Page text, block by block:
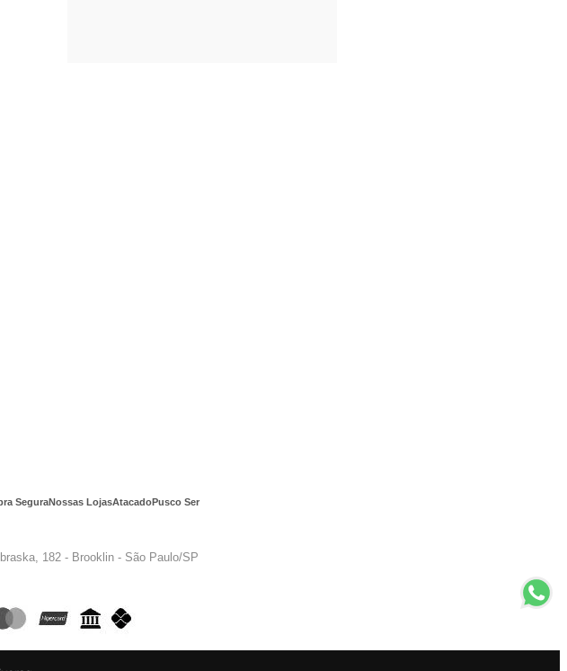
SeguraNossas LojasAtacadoPusco Ser
182 - Brooklin - São Paulo/SP